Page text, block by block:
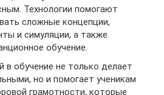
Технологии помогают
сложные концепции,
и симуляции, а также
обучение.
в обучение не только делает
но и помогает ученикам
грамотности, которые